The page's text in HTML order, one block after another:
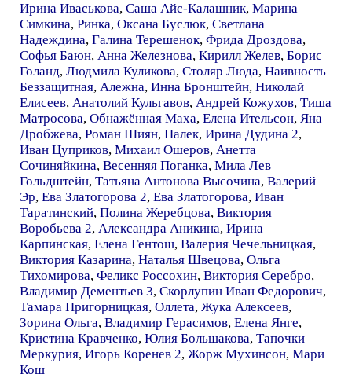
Ирина Иваськова, Саша Айс-Калашник, Марина
Симкина, Ринка, Оксана Буслюк, Светлана
Надеждина, Галина Терешенок, Фрида Дроздова,
Софья Баюн, Анна Железнова, Кирилл Желев, Борис
Голанд, Людмила Куликова, Столяр Люда, Наивность
Беззащитная, Алежна, Инна Бронштейн, Николай
Елисеев, Анатолий Кульгавов, Андрей Кожухов, Тиша
Матросова, Обнажённая Маха, Елена Ительсон, Яна
Дробжева, Роман Шиян, Палек, Ирина Дудина 2,
Иван Цуприков, Михаил Ошеров, Анетта
Сочиняйкина, Весенняя Поганка, Мила Лев
Гольдштейн, Татьяна Антонова Высочина, Валерий
Эр, Ева Златогорова 2, Ева Златогорова, Иван
Таратинский, Полина Жеребцова, Виктория
Воробьева 2, Александра Аникина, Ирина
Карпинская, Елена Гентош, Валерия Чечельницкая,
Виктория Казарина, Наталья Швецова, Ольга
Тихомирова, Феликс Россохин, Виктория Серебро,
Владимир Дементьев 3, Скорлупин Иван Федорович,
Тамара Пригорницкая, Оллета, Жука Алексеев,
Зорина Ольга, Владимир Герасимов, Елена Янге,
Кристина Кравченко, Юлия Большакова, Тапочки
Меркурия, Игорь Коренев 2, Жорж Мухинсон, Мари
Кош